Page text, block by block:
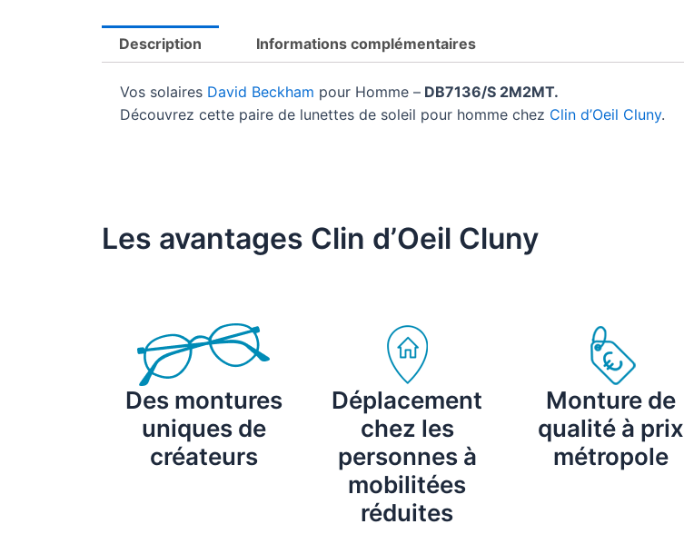
Description Informations complémentaires
Vos solaires David Beckham pour Homme – DB7136/S 2M2MT.
Découvrez cette paire de lunettes de soleil pour homme chez Clin d’Oeil Cluny.
Les avantages Clin d’Oeil Cluny
Des montures
uniques de
créateurs
Déplacement
chez les
personnes à
mobilitées
réduites
Monture de
qualité à prix
métropole